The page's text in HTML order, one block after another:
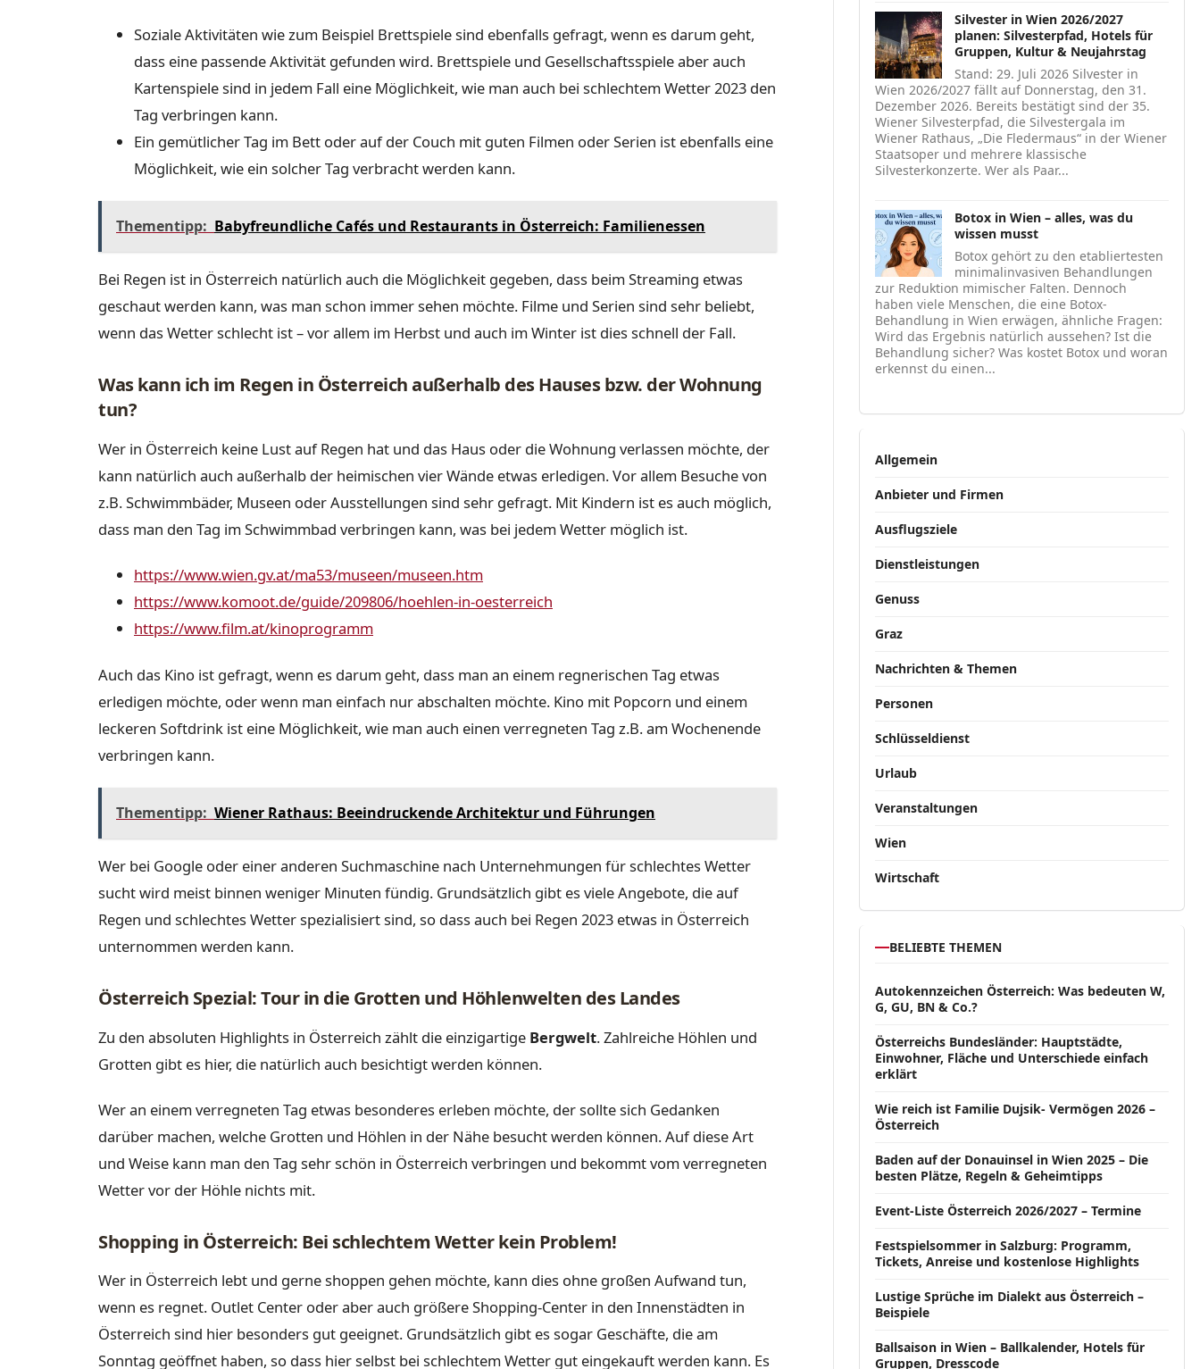
Soziale Aktivitäten wie zum Beispiel Brettspiele sind ebenfalls gefragt, wenn es darum geht,
dass eine passende Aktivität gefunden wird. Brettspiele und Gesellschaftsspiele aber auch
Kartenspiele sind in jedem Fall eine Möglichkeit, wie man auch bei schlechtem Wetter 2023 den
Tag verbringen kann.
Ein gemütlicher Tag im Bett oder auf der Couch mit guten Filmen oder Serien ist ebenfalls eine
Möglichkeit, wie ein solcher Tag verbracht werden kann.
Thementipp: Babyfreundliche Cafés und Restaurants in Österreich: Familienessen
Bei Regen ist in Österreich natürlich auch die Möglichkeit gegeben, dass beim Streaming etwas
geschaut werden kann, was man schon immer sehen möchte. Filme und Serien sind sehr beliebt,
wenn das Wetter schlecht ist – vor allem im Herbst und auch im Winter ist dies schnell der Fall.
Was kann ich im Regen in Österreich außerhalb des Hauses bzw. der Wohnung
tun?
Wer in Österreich keine Lust auf Regen hat und das Haus oder die Wohnung verlassen möchte, der
kann natürlich auch außerhalb der heimischen vier Wände etwas erledigen. Vor allem Besuche von
z.B. Schwimmbäder, Museen oder Ausstellungen sind sehr gefragt. Mit Kindern ist es auch möglich,
dass man den Tag im Schwimmbad verbringen kann, was bei jedem Wetter möglich ist.
https://www.wien.gv.at/ma53/museen/museen.htm
https://www.komoot.de/guide/209806/hoehlen-in-oesterreich
https://www.film.at/kinoprogramm
Auch das Kino ist gefragt, wenn es darum geht, dass man an einem regnerischen Tag etwas
erledigen möchte, oder wenn man einfach nur abschalten möchte. Kino mit Popcorn und einem
leckeren Softdrink ist eine Möglichkeit, wie man auch einen verregneten Tag z.B. am Wochenende
verbringen kann.
Thementipp: Wiener Rathaus: Beeindruckende Architektur und Führungen
Wer bei Google oder einer anderen Suchmaschine nach Unternehmungen für schlechtes Wetter
sucht wird meist binnen weniger Minuten fündig. Grundsätzlich gibt es viele Angebote, die auf
Regen und schlechtes Wetter spezialisiert sind, so dass auch bei Regen 2023 etwas in Österreich
unternommen werden kann.
Österreich Spezial: Tour in die Grotten und Höhlenwelten des Landes
Zu den absoluten Highlights in Österreich zählt die einzigartige Bergwelt. Zahlreiche Höhlen und
Grotten gibt es hier, die natürlich auch besichtigt werden können.
Wer an einem verregneten Tag etwas besonderes erleben möchte, der sollte sich Gedanken
darüber machen, welche Grotten und Höhlen in der Nähe besucht werden können. Auf diese Art
und Weise kann man den Tag sehr schön in Österreich verbringen und bekommt vom verregneten
Wetter vor der Höhle nichts mit.
Shopping in Österreich: Bei schlechtem Wetter kein Problem!
Wer in Österreich lebt und gerne shoppen gehen möchte, kann dies ohne großen Aufwand tun,
wenn es regnet. Outlet Center oder aber auch größere Shopping-Center in den Innenstädten in
Österreich sind hier besonders gut geeignet. Grundsätzlich gibt es sogar Geschäfte, die am
Sonntag geöffnet haben, so dass hier selbst bei schlechtem Wetter gut eingekauft werden kann. Es
Silvester in Wien 2026/2027
planen: Silvesterpfad, Hotels für
Gruppen, Kultur & Neujahrstag
Stand: 29. Juli 2026 Silvester in
Wien 2026/2027 fällt auf Donnerstag, den 31.
Dezember 2026. Bereits bestätigt sind der 35.
Wiener Silvesterpfad, die Silvestergala im
Wiener Rathaus, „Die Fledermaus“ in der Wiener
Staatsoper und mehrere klassische
Silvesterkonzerte. Wer als Paar...
Botox in Wien – alles, was du
wissen musst
Botox gehört zu den etabliertesten
minimalinvasiven Behandlungen
zur Reduktion mimischer Falten. Dennoch
haben viele Menschen, die eine Botox-
Behandlung in Wien erwägen, ähnliche Fragen:
Wird das Ergebnis natürlich aussehen? Ist die
Behandlung sicher? Was kostet Botox und woran
erkennst du einen...
Allgemein
Anbieter und Firmen
Ausflugsziele
Dienstleistungen
Genuss
Graz
Nachrichten & Themen
Personen
Schlüsseldienst
Urlaub
Veranstaltungen
Wien
Wirtschaft
BELIEBTE THEMEN
Autokennzeichen Österreich: Was bedeuten W,
G, GU, BN & Co.?
Österreichs Bundesländer: Hauptstädte,
Einwohner, Fläche und Unterschiede einfach
erklärt
Wie reich ist Familie Dujsik- Vermögen 2026 –
Österreich
Baden auf der Donauinsel in Wien 2025 – Die
besten Plätze, Regeln & Geheimtipps
Event-Liste Österreich 2026/2027 – Termine
Festspielsommer in Salzburg: Programm,
Tickets, Anreise und kostenlose Highlights
Lustige Sprüche im Dialekt aus Österreich –
Beispiele
Ballsaison in Wien – Ballkalender, Hotels für
Gruppen, Dresscode